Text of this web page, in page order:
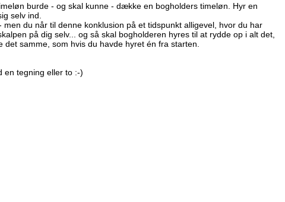
burde - og skal kunne - dække en bogholders timeløn. Hyr en
selv ind.
du når til denne konklusion på et tidspunkt alligevel, hvor du har
på dig selv... og så skal bogholderen hyres til at rydde op i alt det,
samme, som hvis du havde hyret én fra starten.
en tegning eller to :-)